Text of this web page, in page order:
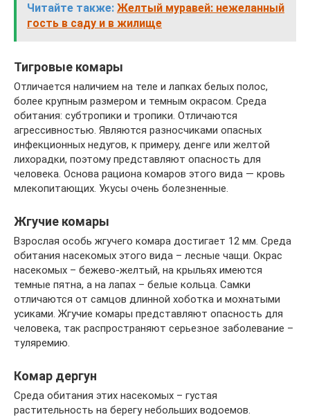
Читайте также: Желтый муравей: нежеланный
гость в саду и в жилище
Тигровые комары
Отличается наличием на теле и лапках белых полос,
более крупным размером и темным окрасом. Среда
обитания: субтропики и тропики. Отличаются
агрессивностью. Являются разносчиками опасных
инфекционных недугов, к примеру, денге или желтой
лихорадки, поэтому представляют опасность для
человека. Основа рациона комаров этого вида — кровь
млекопитающих. Укусы очень болезненные.
Жгучие комары
Взрослая особь жгучего комара достигает 12 мм. Среда
обитания насекомых этого вида – лесные чащи. Окрас
насекомых – бежево-желтый, на крыльях имеются
темные пятна, а на лапах – белые кольца. Самки
отличаются от самцов длинной хоботка и мохнатыми
усиками. Жгучие комары представляют опасность для
человека, так распространяют серьезное заболевание –
туляремию.
Комар дергун
Среда обитания этих насекомых – густая
растительность на берегу небольших водоемов.